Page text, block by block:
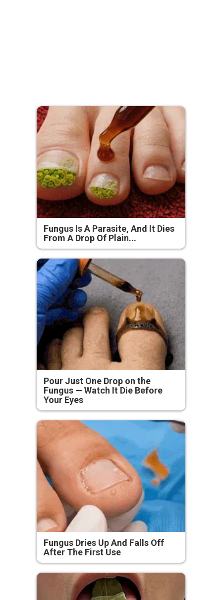
Fungus Is A Parasite, And It Dies
From A Drop Of Plain...
Pour Just One Drop on the
Fungus — Watch It Die Before
Your Eyes
Fungus Dries Up And Falls Off
After The First Use